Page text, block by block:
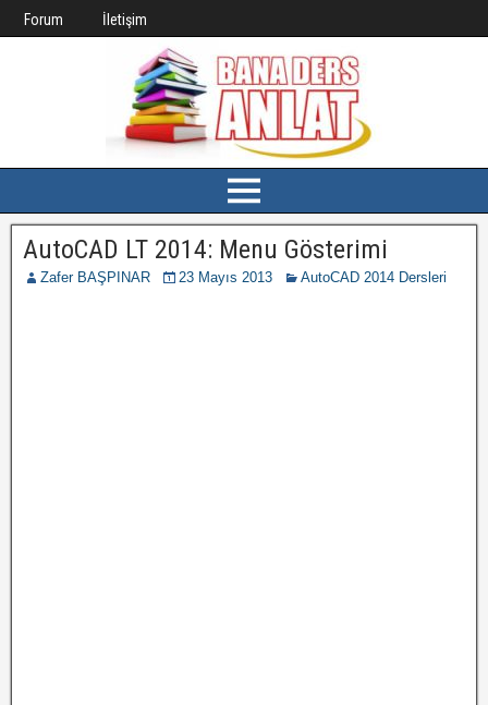
Forum İletişim
AutoCAD LT 2014: Menu Gösterimi
Zafer BAŞPINAR 23 Mayıs 2013 AutoCAD 2014 Dersleri